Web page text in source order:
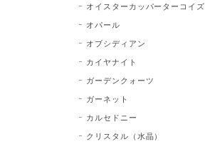
オイスターカッパーターコイズ
オパール
オブシディアン
カイヤナイト
ガーデンクォーツ
ガーネット
カルセドニー
クリスタル（水晶）